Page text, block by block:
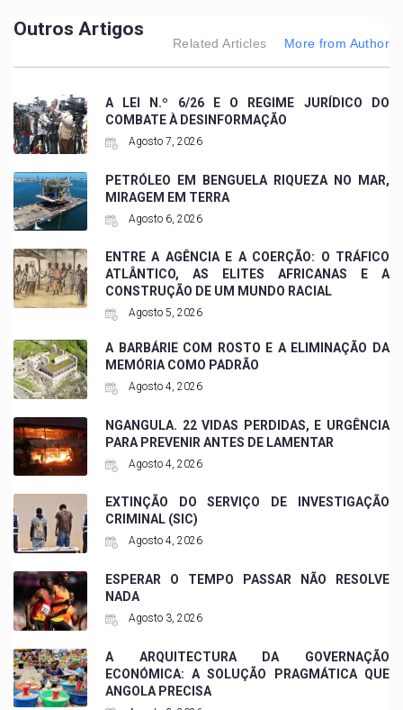
Outros Artigos
Related Articles More from Author
A LEI N.º 6/26 E O REGIME JURÍDICO DO
COMBATE À DESINFORMAÇÃO
Agosto 7, 2026
PETRÓLEO EM BENGUELA RIQUEZA NO MAR,
MIRAGEM EM TERRA
Agosto 6, 2026
ENTRE A AGÊNCIA E A COERÇÃO: O TRÁFICO
ATLÂNTICO, AS ELITES AFRICANAS E A
CONSTRUÇÃO DE UM MUNDO RACIAL
Agosto 5, 2026
A BARBÁRIE COM ROSTO E A ELIMINAÇÃO DA
MEMÓRIA COMO PADRÃO
Agosto 4, 2026
NGANGULA. 22 VIDAS PERDIDAS, E URGÊNCIA
PARA PREVENIR ANTES DE LAMENTAR
Agosto 4, 2026
EXTINÇÃO DO SERVIÇO DE INVESTIGAÇÃO
CRIMINAL (SIC)
Agosto 4, 2026
ESPERAR O TEMPO PASSAR NÃO RESOLVE
NADA
Agosto 3, 2026
A ARQUITECTURA DA GOVERNAÇÃO
ECONÓMICA: A SOLUÇÃO PRAGMÁTICA QUE
ANGOLA PRECISA